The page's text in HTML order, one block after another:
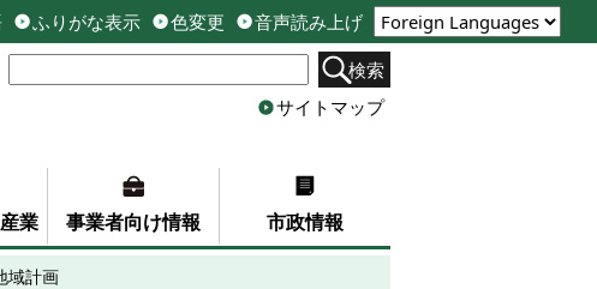
ふりがな表示 色変更
音声読み上げ
検索
サイトマップ
業 事業者向け情報 市政情報
域計画